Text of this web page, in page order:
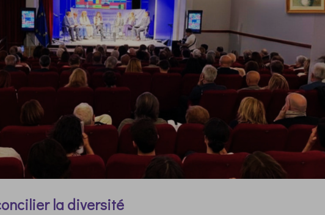
la diversité